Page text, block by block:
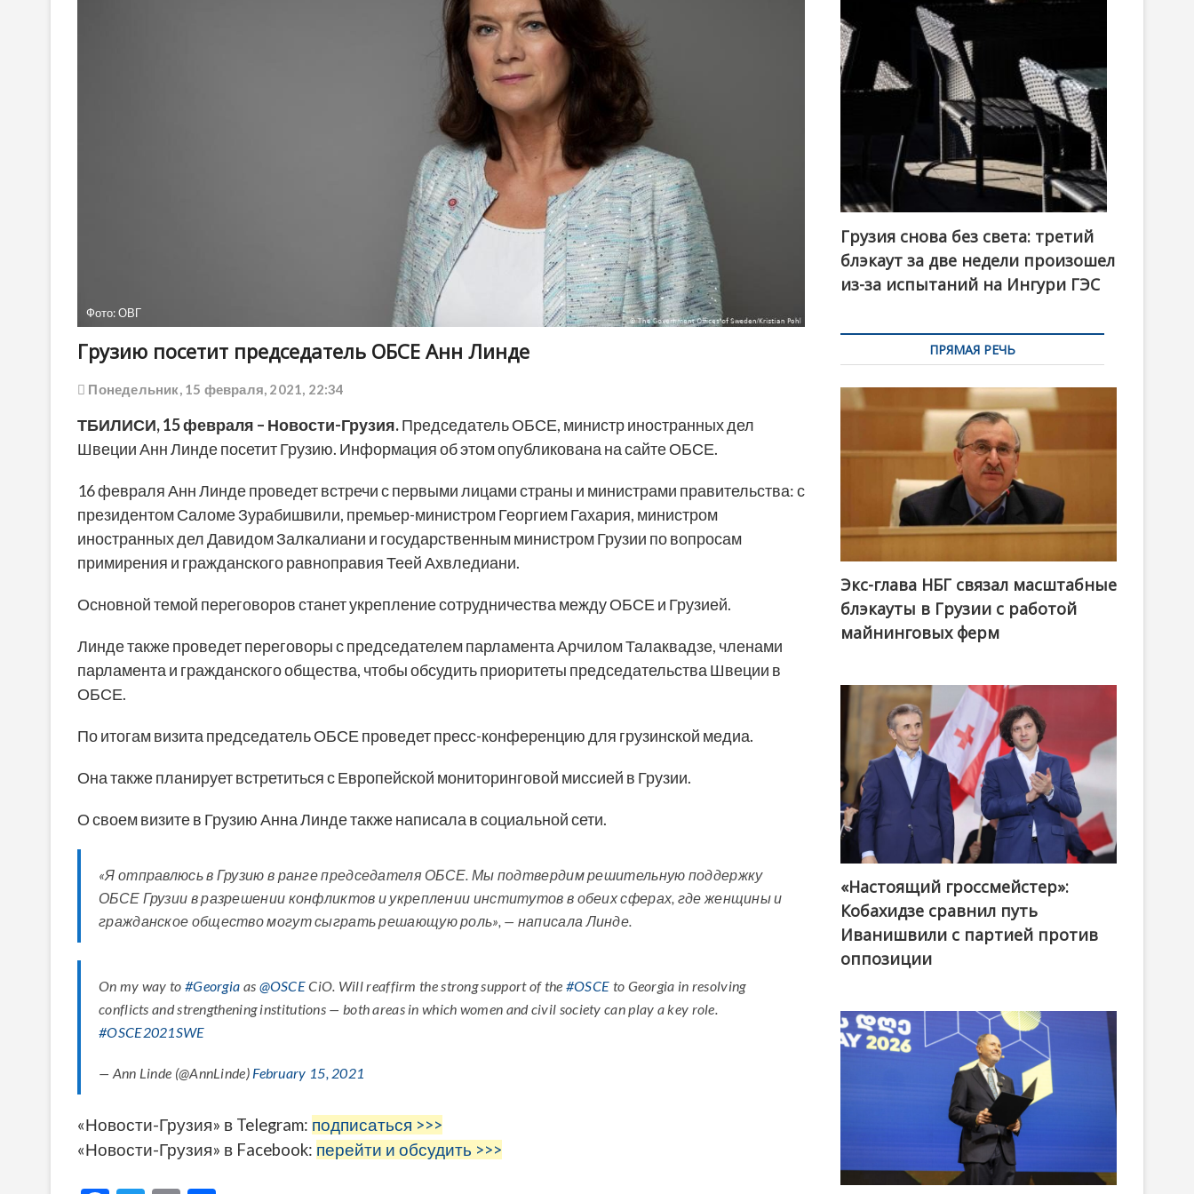
Фото: ОВГ
Грузию посетит председатель ОБСЕ Анн Линде
Понедельник, 15 февраля, 2021, 22:34
ТБИЛИСИ,15 февраля – Новости-Грузия.Председатель ОБСЕ, министр иностранных дел
Швеции Анн Линде посетит Грузию. Информация об этом опубликована на сайте ОБСЕ.
16 февраля Анн Линде проведет встречи с первыми лицами страны и министрами правительства: с
президентом Саломе Зурабишвили, премьер-министром Георгием Гахария, министром
иностранных дел Давидом Залкалиани и государственным министром Грузии по вопросам
примирения и гражданского равноправия Теей Ахвледиани.
Основной темой переговоров станет укрепление сотрудничества между ОБСЕ и Грузией.
Линде также проведет переговоры с председателем парламента Арчилом Талаквадзе, членами
парламента и гражданского общества, чтобы обсудить приоритеты председательства Швеции в
ОБСЕ.
По итогам визита председатель ОБСЕ проведет пресс-конференцию для грузинской медиа.
Она также планирует встретиться с Европейской мониторинговой миссией в Грузии.
О своем визите в Грузию Анна Линде также написала в социальной сети.
«Я отправлюсь в Грузию в ранге председателя ОБСЕ. Мы подтвердим решительную поддержку
ОБСЕ Грузии в разрешении конфликтов и укреплении институтов в обеих сферах, где женщины и
гражданское общество могут сыграть решающую роль», — написала Линде.
On my way to #Georgia as @OSCECiO. Will reaffirm the strong support of the #OSCE to Georgia in resolving
conflicts and strengthening institutions — both areas in which women and civil society can play a key role.
#OSCE2021SWE
— Ann Linde (@AnnLinde) February 15, 2021
«Новости-Грузия» в Telegram: подписаться >>>
«Новости-Грузия» в Facebook: перейти и обсудить >>>
Грузия снова без света: третий
блэкаут за две недели произошел
из-за испытаний на Ингури ГЭС
ПРЯМАЯ РЕЧЬ
Экс-глава НБГ связал масштабные
блэкауты в Грузии с работой
майнинговых ферм
@ქართული ოცნება / Georgian Dream
«Настоящий гроссмейстер»:
Кобахидзе сравнил путь
Иванишвили с партией против
оппозиции